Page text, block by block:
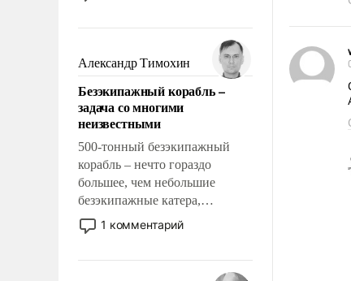
отменяя традиционное
мужественным и твердым под
ударами судьбы, брать на себя
ответственность, помогать
слабым, идти вперед и
адаптироваться.
Александр Тимохин
Безэкипажный корабль –
задача со многими
неизвестными
500-тонный безэкипажный
корабль – нечто гораздо
большее, чем небольшие
безэкипажные катера,
применение которых уже
стало обыденностью. Задача по
сложна и амбициозна. Однако
1 комментарий